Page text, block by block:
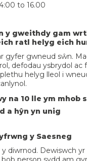
to 16.00
y gweithdy gam
ratl helyg eich
gyfer gwneud sŵn.
defodau ysbrydol
helyg lleol i
na 10 lle ym mhob
a hŷn yn unig
y Saesneg
diwrnod. Dewiswch